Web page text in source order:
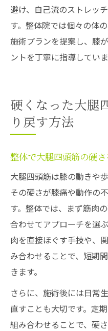
避け、自己流のストレッ
す。整体院では個々の体
施術プランを提案し、膝
ントを丁寧に指導していま
硬くなった大腿
り戻す方法
整体で大腿四頭筋の硬
大腿四頭筋は膝の動きや
その硬さが膝痛や動作の
す。整体では、まず筋肉
合わせてアプローチを選
肉を直接ほぐす手技や、
み合わせることで、短期
きます。
さらに、施術後には日常
直すことも大切です。定
組み合わせることで、硬